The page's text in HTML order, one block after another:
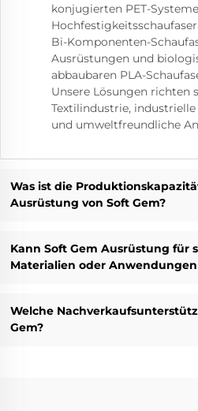
konjugierten PET-
Bi-Komponenten-
Ausrüstungen und
abbaubaren PLA-
Unsere Lösungen richten
Textilindustrie,
und umweltfreundliche
Was ist die
Ausrüstung von Soft Gem?
Kann Soft Gem Ausrüstung für
Materialien oder Anwendungen
Welche
Gem?